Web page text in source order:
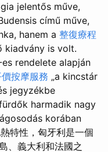
jelentős műve,
című műve,
hanem a 整復療程
kiadvány is volt.
es rendelete alapján
按摩服務 „a kincstár
jegyzékbe
harmadik nagy
korában
特性，匈牙利是一個
、義大利和法國之